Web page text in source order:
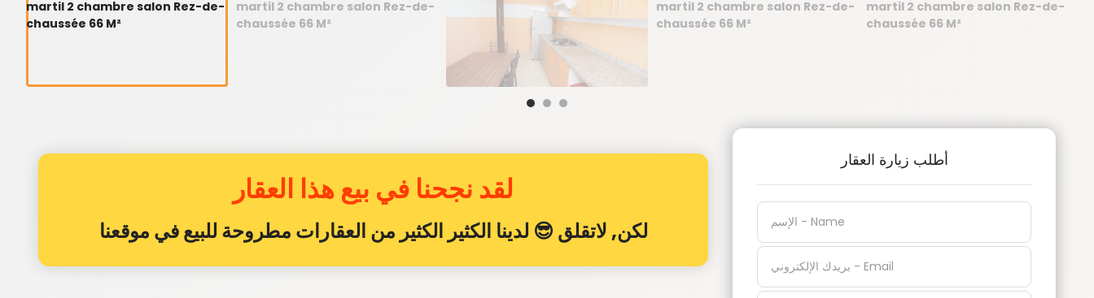
لقد نجحنا في بيع هذا العقار
لكن, لاتقلق 😎 لدينا الكثير الكثير من العقارات مطروحة للبيع في موقعنا
أطلب زيارة العقار